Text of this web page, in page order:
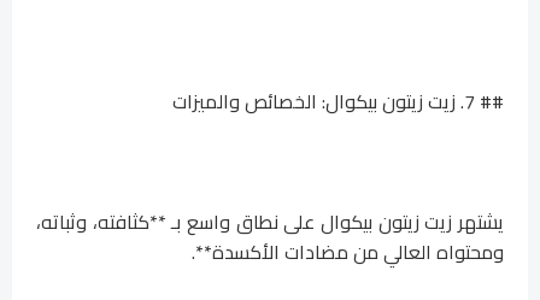
## 7. زيت زيتون بيكوال: الخصائص والميزات
يشتهر زيت زيتون بيكوال على نطاق واسع بـ **كثافته، وثباته،
ومحتواه العالي من مضادات الأكسدة**.